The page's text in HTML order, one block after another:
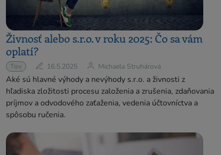
Živnosť alebo s.r.o. v roku 2025: Čo sa vám
oplatí?
Tipy 16.5.2025 Michaela Struhárová
Aké sú hlavné výhody a nevýhody s.r.o. a živnosti z
hľadiska zložitosti procesu založenia a zrušenia, zdaňovania
príjmov a odvodového zaťaženia, vedenia účtovníctva a
spôsobu ručenia.